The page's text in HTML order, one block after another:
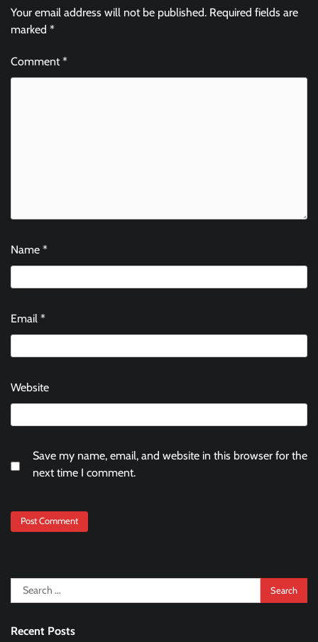
Your email address will not be published. Required fields are
marked *
Comment*
Name *
Email *
Website
Save my name, email, and website in this browser for the
next time I comment.
Search
for:
Recent Posts